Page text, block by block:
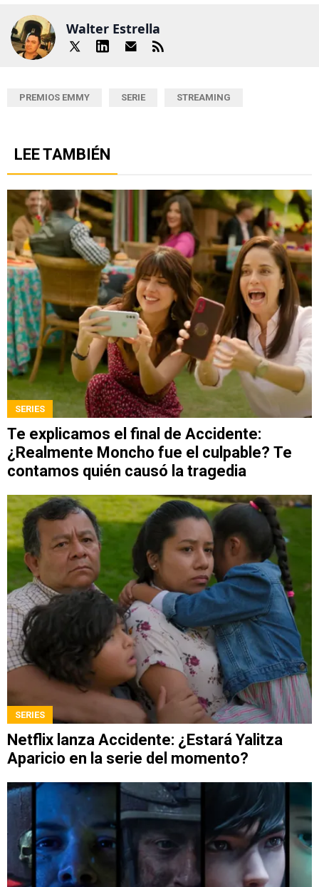
Walter Estrella
PREMIOS EMMY SERIE STREAMING
LEE TAMBIÉN
SERIES
Te explicamos el final de Accidente:
¿Realmente Moncho fue el culpable? Te
contamos quién causó la tragedia
SERIES
Netflix lanza Accidente: ¿Estará Yalitza
Aparicio en la serie del momento?